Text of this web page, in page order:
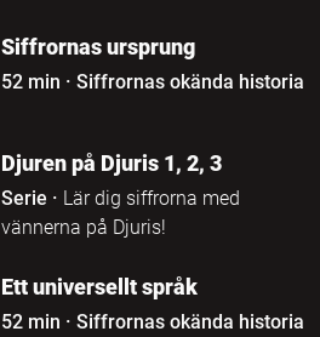
Siffrornas ursprung
52 min · Siffrornas okända historia
Djuren på Djuris 1, 2, 3
Serie · Lär dig siffrorna med
vännerna på Djuris!
Ett universellt språk
52 min · Siffrornas okända historia